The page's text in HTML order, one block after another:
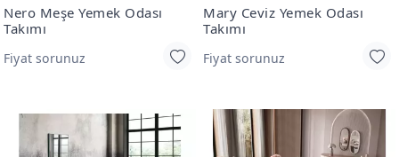
Nero Meşe Yemek Odası
Takımı
Fiyat sorunuz
Mary Ceviz Yemek Odası
Takımı
Fiyat sorunuz